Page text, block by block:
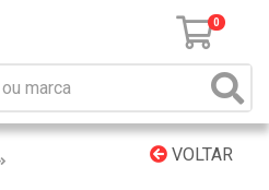
0
VOLTAR